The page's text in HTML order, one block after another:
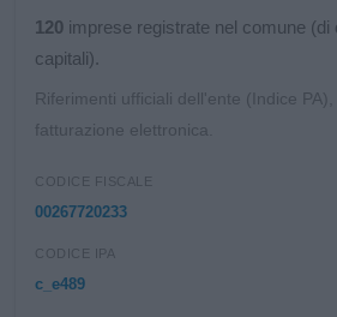
120 imprese registrate nel comune (di
capitali).
Riferimenti ufficiali dell'ente (Indice
fatturazione elettronica.
CODICE FISCALE
00267720233
CODICE IPA
c_e489